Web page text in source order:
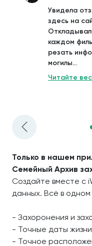
Увидела
здесь на
каждом
резать
могилы...
Читайте
Только в нашем
Семейный Архив
Создайте вместе с
данных. Всё в
- Захоронения и
- Точные даты
- Точное